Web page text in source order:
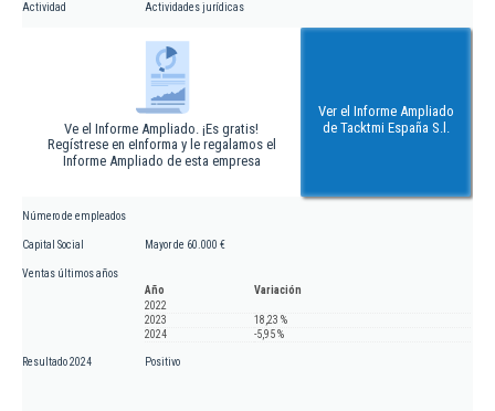
Actividad Actividades jurídicas
Ve el Informe Ampliado. ¡Es gratis!
Regístrese en eInforma y le regalamos el
Informe Ampliado de esta empresa
Ver el Informe Ampliado
de Tacktmi España S.l.
Número de empleados
Capital Social Mayor de 60.000 €
Ventas últimos años
Año
Variación
2022
2023
18,23 %
2024
-5,95 %
Resultado 2024 Positivo